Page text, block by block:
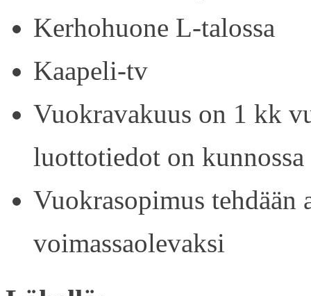
Kerhohuone L-talossa
Kaapeli-tv
Vuokravakuus on 1 kk
luottotiedot on kunnossa
Vuokrasopimus tehdään
voimassaolevaksi